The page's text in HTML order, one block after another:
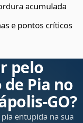
acumulada
e pontos críticos
pelo
Pia no
entupida na sua